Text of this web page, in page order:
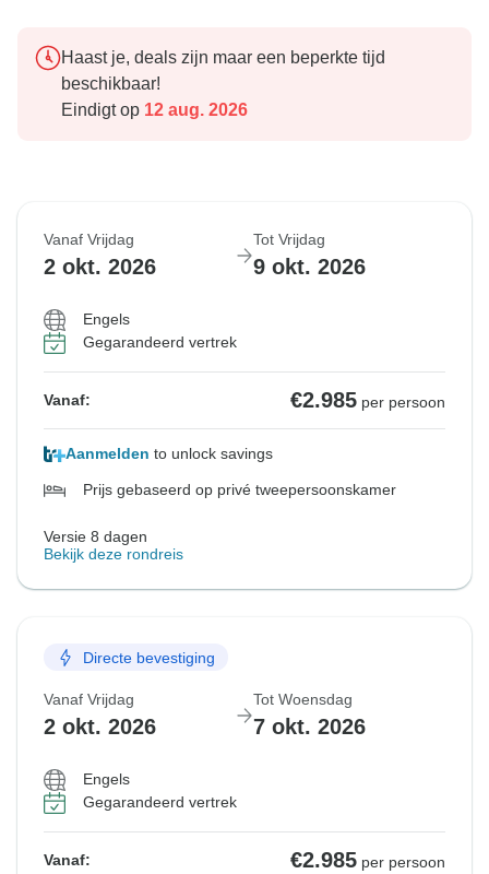
Haast je, deals zijn maar een beperkte tijd
beschikbaar!
Eindigt op 12 aug. 2026
Vanaf Vrijdag
2 okt. 2026
Tot Vrijdag
9 okt. 2026
Engels
Gegarandeerd vertrek
Vanaf: €2.985 per persoon
Aanmelden to unlock savings
Prijs gebaseerd op privé tweepersoonskamer
Versie 8 dagen
Bekijk deze rondreis
Directe bevestiging
Vanaf Vrijdag
2 okt. 2026
Tot Woensdag
7 okt. 2026
Engels
Gegarandeerd vertrek
Vanaf: €2.985 per persoon